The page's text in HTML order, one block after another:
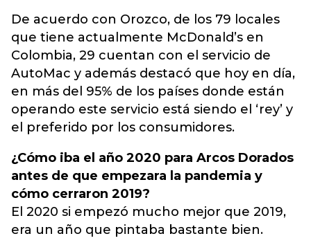
De acuerdo con Orozco, de los 79 locales
que tiene actualmente McDonald’s en
Colombia, 29 cuentan con el servicio de
AutoMac y además destacó que hoy en día,
en más del 95% de los países donde están
operando este servicio está siendo el ‘rey’ y
el preferido por los consumidores.
¿Cómo iba el año 2020 para Arcos Dorados
antes de que empezara la pandemia y
cómo cerraron 2019?
El 2020 si empezó mucho mejor que 2019,
era un año que pintaba bastante bien.